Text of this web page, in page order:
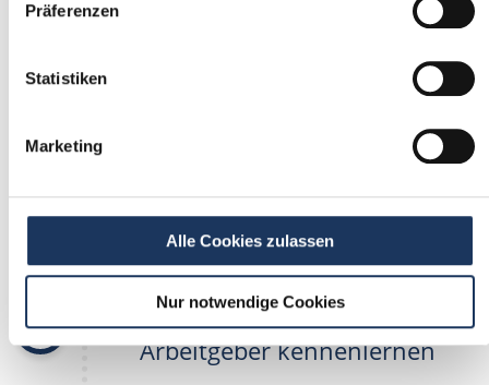
Präferenzen
Statistiken
Marketing
Alle Cookies zulassen
Nur notwendige Cookies
Passende Stellenangebote
stetig neue Stellenangebote erhalten
ohne selbst zu suchen
3
Arbeitgeber kennenlernen